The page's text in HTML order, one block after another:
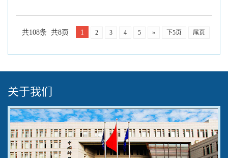
共108条 共8页 1 2 3 4 5 » 下5页 尾页
关于我们